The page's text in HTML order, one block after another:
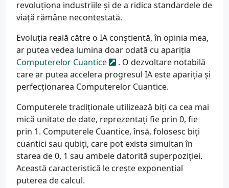
revoluționa industriile și de a ridica standardele de
viață rămâne necontestată.
Evoluția reală către o IA conștientă, în opinia mea,
ar putea vedea lumina doar odată cu apariția
Computerelor Cuantice
. O dezvoltare notabilă
care ar putea accelera progresul IA este apariția și
perfecționarea Computerelor Cuantice.
Computerele tradiționale utilizează biți ca cea mai
mică unitate de date, reprezentați fie prin 0, fie
prin 1. Computerele Cuantice, însă, folosesc biți
cuantici sau qubiți, care pot exista simultan în
starea de 0, 1 sau ambele datorită superpoziției.
Această caracteristică le crește exponențial
puterea de calcul.